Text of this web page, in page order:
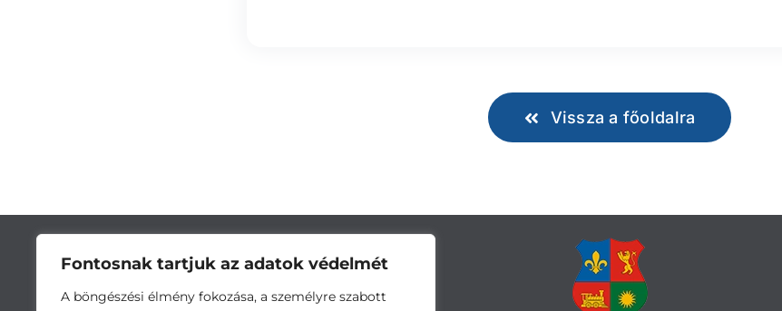
Fontosnak tartjuk az adatok védelmét
A böngészési élmény fokozása, a személyre szabott
Vissza a főoldalra